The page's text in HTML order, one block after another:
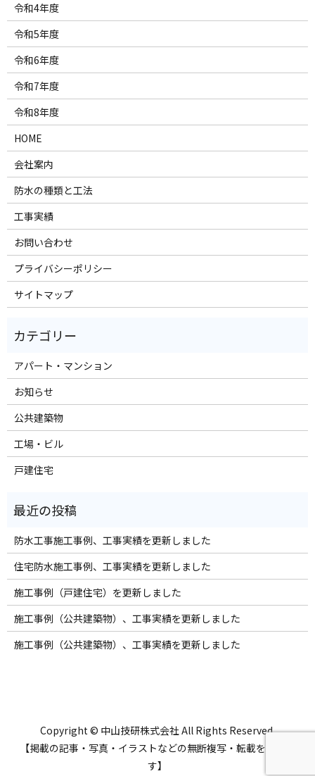
令和4年度
令和5年度
令和6年度
令和7年度
令和8年度
HOME
会社案内
防水の種類と工法
工事実績
お問い合わせ
プライバシーポリシー
サイトマップ
アパート・マンション
お知らせ
公共建築物
工場・ビル
戸建住宅
防水工事施工事例、工事実績を更新しました
住宅防水施工事例、工事実績を更新しました
施工事例（戸建住宅）を更新しました
施工事例（公共建築物）、工事実績を更新しました
施工事例（公共建築物）、工事実績を更新しました
Copyright © 中山技研株式会社 All Rights Reserved.
【掲載の記事・写真・イラストなどの無断複写・転載を禁じま
す】